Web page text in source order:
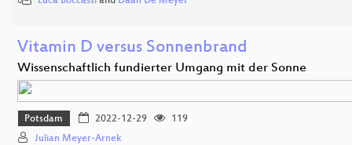
Vitamin D versus Sonnenbrand
Wissenschaftlich fundierter Umgang mit der Sonne
Potsdam 2022-12-29
119
Julian Meyer-Arnek